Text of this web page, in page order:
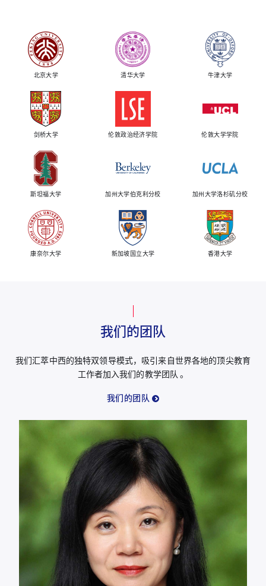
北京大学 清华大学 牛津大学
剑桥大学 伦敦政治经济学院 伦敦大学学院
斯坦福大学 加州大学伯克利分校 加州大学洛杉矶分校
康奈尔大学 新加坡国立大学 香港大学
我们的团队
我们汇萃中西的独特双领导模式，吸引来自世界各地的顶尖教育
工作者加入我们的教学团队 。
我们的团队